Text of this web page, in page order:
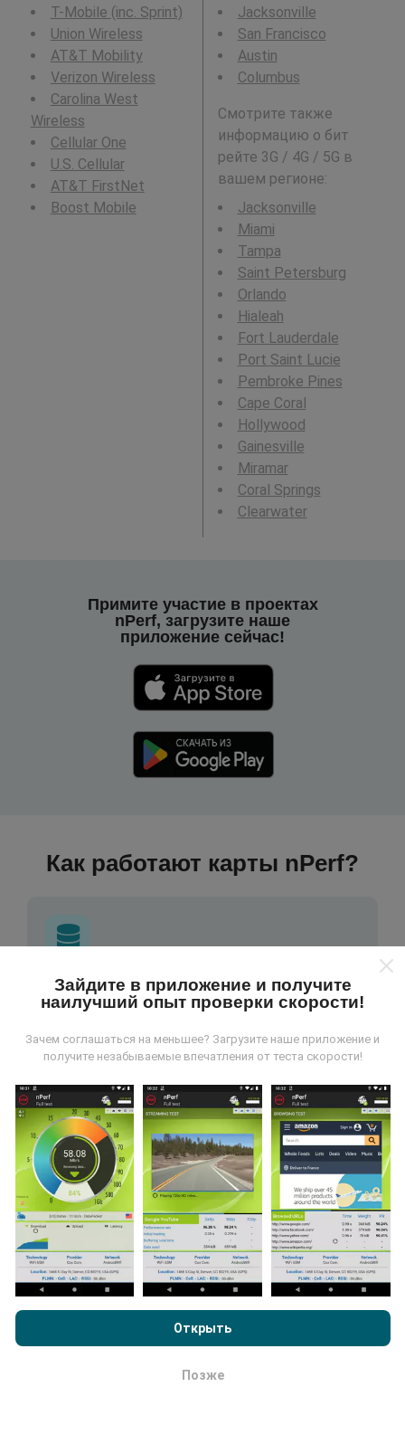
T-Mobile (inc. Sprint)
Union Wireless
AT&T Mobility
Verizon Wireless
Carolina West
Wireless
Cellular One
U.S. Cellular
AT&T FirstNet
Boost Mobile
Jacksonville
San Francisco
Austin
Columbus
Смотрите также
информацию о бит
рейте 3G / 4G / 5G в
вашем регионе:
Jacksonville
Miami
Tampa
Saint Petersburg
Orlando
Hialeah
Fort Lauderdale
Port Saint Lucie
Pembroke Pines
Cape Coral
Hollywood
Gainesville
Miramar
Coral Springs
Clearwater
Примите участие в проектах
nPerf, загрузите наше
приложение сейчас!
Как работают карты nPerf?
Откуда берутся данные ?
пользователями программы nPerf. Это испытания,
непосредственно в полевых условиях. Если вы
тоже хотите присоединиться, все, что вам нужно
сделать, это загрузить приложение nPerf на свой
смартфон.Чем больше данных будет, тем более
исчерпывающими будут карты!
Карты покрытия сети автоматически обновляются
. Данные показываются в
Зайдите в приложение и получите
наилучший опыт проверки скорости!
Зачем соглашаться на меньшее? Загрузите наше приложение и
получите незабываемые впечатления от теста скорости!
Открыть
Позже
Просматривая nPerf.com, вы даете согласие на нашу
, а также на наш тест nPerf
конечного пользователя.
ОК